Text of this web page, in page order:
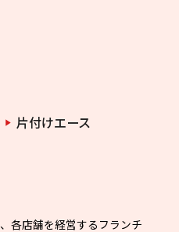
片付けエース
各店舗を経営するフランチ